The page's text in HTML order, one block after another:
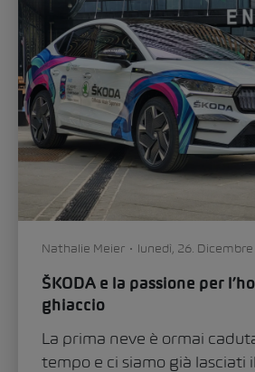
Nathalie Meier lunedì, 26.
ŠKODA e la passione per
ghiaccio
La prima neve è ormai
tempo e ci siamo già lasciati